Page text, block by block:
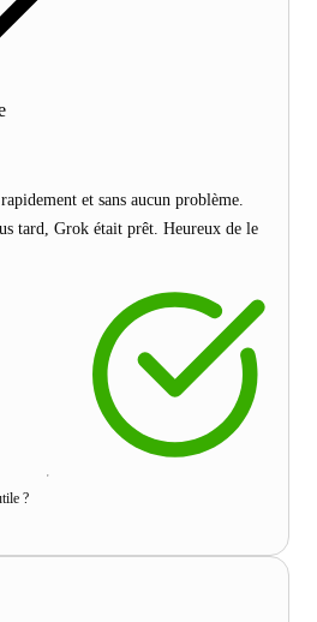
et sans aucun problème.
tard, Grok était prêt. Heureux de le
?